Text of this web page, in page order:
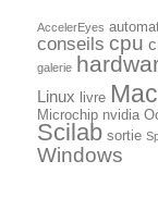
AccelerEyes
conseils cpu
galerie
Linux livre Mac
Microchip nvidia
Scilab sortie
Windows